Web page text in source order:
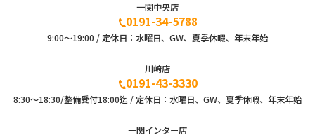
一関中央店
0191-34-5788
9:00〜19:00 / 定休日：水曜日、GW、夏季休暇、年末年始
川崎店
0191-43-3330
8:30～18:30/整備受付18:00迄 / 定休日：水曜日、GW、夏季休暇、年末年始
一関インター店